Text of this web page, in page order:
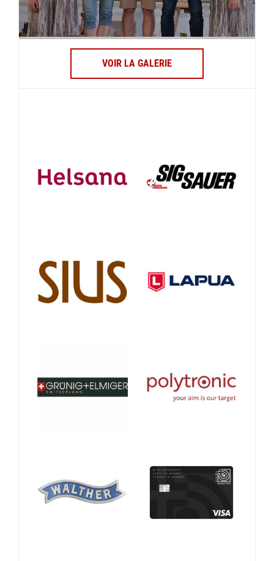
VOIR LA GALERIE